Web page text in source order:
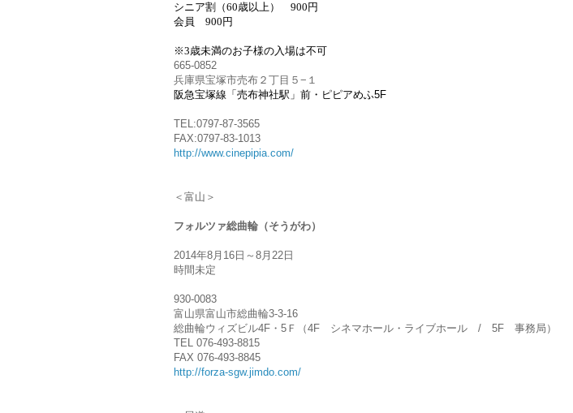
シニア割（60歳以上） 900円
会員 900円
※3歳未満のお子様の入場は不可
665-0852
兵庫県宝塚市売布２丁目５−１
阪急宝塚線「売布神社駅」前・ピピアめふ5F
TEL:0797-87-3565
FAX:0797-83-1013
http://www.cinepipia.com/
＜富山＞
フォルツァ総曲輪（そうがわ）
2014年8月16日～8月22日
時間未定
930-0083
富山県富山市総曲輪3-3-16
総曲輪ウィズビル4F・5Ｆ（4F シネマホール・ライブホール / 5F 事務局）
TEL 076-493-8815
FAX 076-493-8845
http://forza-sgw.jimdo.com/